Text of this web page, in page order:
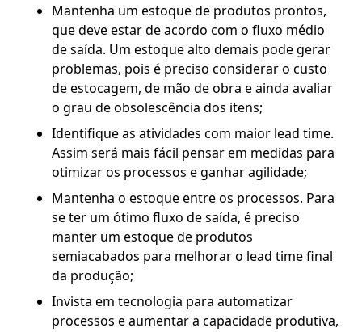
Mantenha um estoque de produtos prontos,
que deve estar de acordo com o fluxo médio
de saída. Um estoque alto demais pode gerar
problemas, pois é preciso considerar o custo
de estocagem, de mão de obra e ainda avaliar
o grau de obsolescência dos itens;
Identifique as atividades com maior lead time.
Assim será mais fácil pensar em medidas para
otimizar os processos e ganhar agilidade;
Mantenha o estoque entre os processos. Para
se ter um ótimo fluxo de saída, é preciso
manter um estoque de produtos
semiacabados para melhorar o lead time final
da produção;
Invista em tecnologia para automatizar
processos e aumentar a capacidade produtiva,